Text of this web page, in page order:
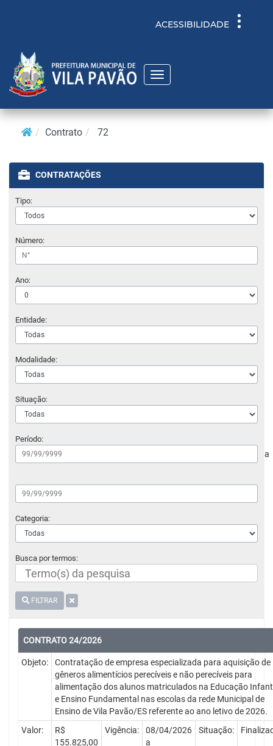
Toggle
ACESSIBILIDADE
Toggle
navigation
Contrato 72
CONTRATAÇÕES
Tipo:
Número:
Ano:
Entidade:
Modalidade:
Situação:
Período:
a
Categoria:
Busca por termos:
FILTRAR
CONTRATO 24/2026
Objeto:
Contratação de empresa especializada para aquisição de
gêneros alimentícios perecíveis e não perecíveis para
alimentação dos alunos matriculados na Educação
e Ensino Fundamental nas escolas da rede Municipal de
Ensino de Vila Pavão/ES referente ao ano letivo de 2026.
Valor:
R$
155.825,00
Vigência:
08/04/2026
a
Situação: